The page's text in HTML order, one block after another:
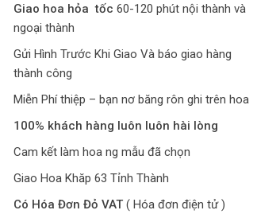
Giao hoa hỏa tốc 60-120 phút nội thành và
ngoại thành
Gửi Hình Trước Khi Giao Và báo giao hàng
thành công
Miễn Phí thiệp – bạn nơ băng rôn ghi trên hoa
100% khách hàng luôn luôn hài lòng
Cam kết làm hoa ng mẫu đã chọn
Giao Hoa Khăp 63 Tỉnh Thành
Có Hóa Đơn Đỏ VAT ( Hóa đơn điện tử )